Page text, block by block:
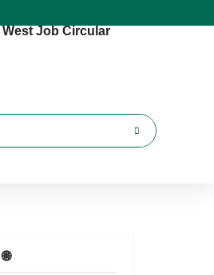
West Job Circular